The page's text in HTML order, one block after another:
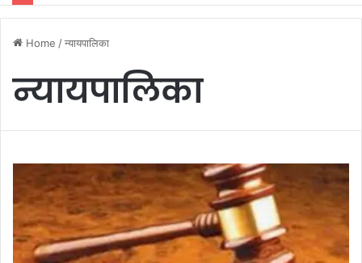
Home /न्यायपालिका
न्यायपालिका